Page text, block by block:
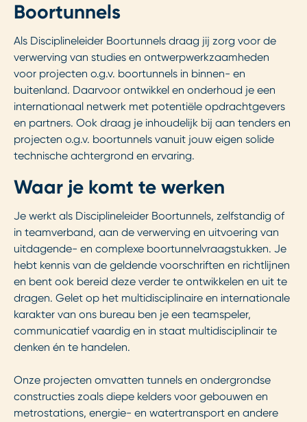
Boortunnels
Als Disciplineleider Boortunnels draag jij zorg voor de
verwerving van studies en ontwerpwerkzaamheden
voor projecten o.g.v. boortunnels in binnen- en
buitenland. Daarvoor ontwikkel en onderhoud je een
internationaal netwerk met potentiële opdrachtgevers
en partners. Ook draag je inhoudelijk bij aan tenders en
projecten o.g.v. boortunnels vanuit jouw eigen solide
technische achtergrond en ervaring.
Waar je komt te werken
Je werkt als Disciplineleider Boortunnels, zelfstandig of
in teamverband, aan de verwerving en uitvoering van
uitdagende- en complexe boortunnelvraagstukken. Je
hebt kennis van de geldende voorschriften en richtlijnen
en bent ook bereid deze verder te ontwikkelen en uit te
dragen. Gelet op het multidisciplinaire en internationale
karakter van ons bureau ben je een teamspeler,
communicatief vaardig en in staat multidisciplinair te
denken én te handelen.
Onze projecten omvatten tunnels en ondergrondse
constructies zoals diepe kelders voor gebouwen en
metrostations, energie- en watertransport en andere